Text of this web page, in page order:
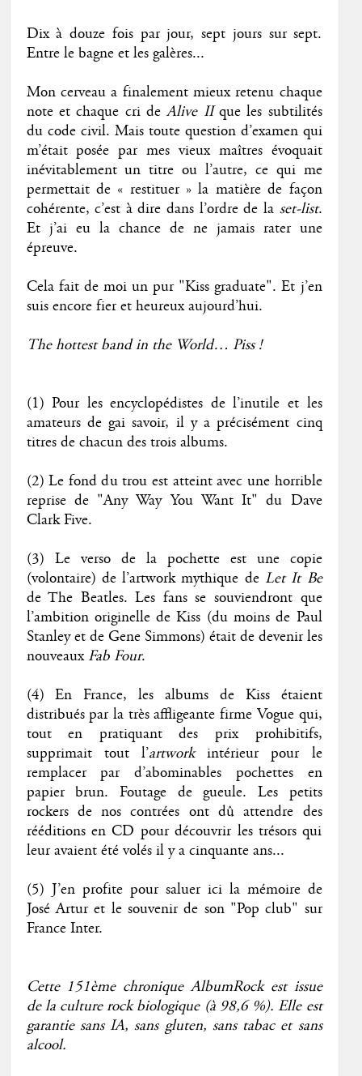
Dix à douze fois par jour, sept jours sur sept.
Entre le bagne et les galères...
Mon cerveau a finalement mieux retenu chaque
note et chaque cri deAlive IIque les subtilités
du code civil. Mais toute question d’examen qui
m’était posée par mes vieux maîtres évoquait
inévitablement un titre ou l’autre, ce qui me
permettait de « restituer » la matière de façon
cohérente, c’est à dire dans l’ordre de la set-list.
Et j’ai eu la chance de ne jamais rater une
épreuve.
Cela fait de moi un pur "Kiss graduate". Et j’en
suis encore fier et heureux aujourd’hui.
The hottest band in the World… Piss !
(1) Pour les encyclopédistes de l’inutile et les
amateurs de gai savoir, il y a précisément cinq
titres de chacun des trois albums.
(2) Le fond du trou est atteint avec une horrible
reprise de "Any Way You Want It" du Dave
Clark Five.
(3) Le verso de la pochette est une copie
(volontaire) de l’artwork mythique de Let It Be
de The Beatles. Les fans se souviendront que
l’ambition originelle de Kiss (du moins de Paul
Stanley et de Gene Simmons) était de devenir les
nouveaux Fab Four.
(4) En France, les albums de Kiss étaient
distribués par la très affligeante firme Vogue qui,
tout en pratiquant des prix prohibitifs,
supprimait tout l’artworkintérieur pour le
remplacer par d’abominables pochettes en
papier brun. Foutage de gueule. Les petits
rockers de nos contrées ont dû attendre des
rééditions en CD pour découvrir les trésors qui
leur avaient été volés il y a cinquante ans...
(5) J’en profite pour saluer ici la mémoire de
José Artur et le souvenir de son "Pop club" sur
France Inter.
Cette 151ème chronique AlbumRock est issue
de la culture rock biologique (à 98,6 %). Elle est
garantie sans IA, sans gluten, sans tabac et sans
alcool.